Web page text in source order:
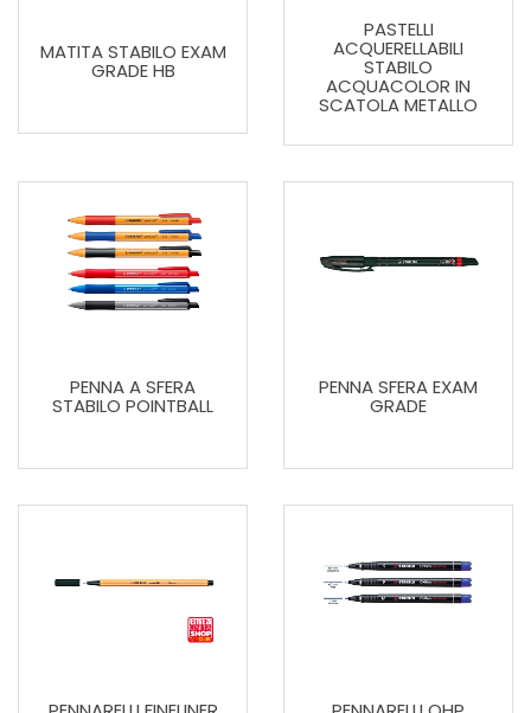
MATITA STABILO EXAM
GRADE HB
PASTELLI
ACQUERELLABILI
STABILO
ACQUACOLOR IN
SCATOLA METALLO
PENNA A SFERA
STABILO POINTBALL
PENNA SFERA EXAM
GRADE